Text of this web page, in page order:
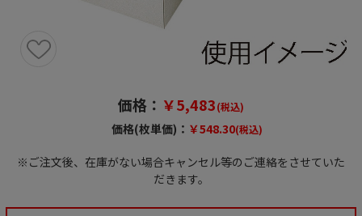
価格： ￥5,483(税込)
価格(枚単価)： ￥548.30(税込)
※ご注文後、在庫がない場合キャンセル等のご連絡をさせていた
だきます。